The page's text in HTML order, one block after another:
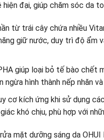
đại, giúp chăm sóc da
từ trái cây chứa nhiều
giữ nước, duy trì độ ẩm
giúp loại bỏ tế bào chết
hình thành nếp nhăn và
cơ kích ứng khi sử dụng
khó chịu, phù hợp với
mặt dưỡng sáng da